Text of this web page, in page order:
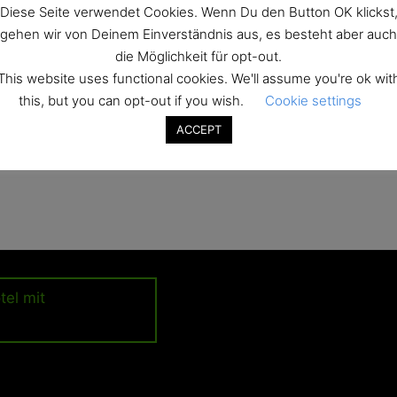
hotel-
mit
Diese Seite verwendet Cookies. Wenn Du den Button OK klickst,
gehen wir von Deinem Einverständnis aus, es besteht aber auch
die Möglichkeit für opt-out.
website uses functional cookies. We'll assume you're ok
this, but you can opt-out if you wish.
Cookie settings
ACCEPT